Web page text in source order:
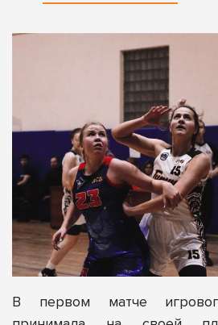
В первом матче